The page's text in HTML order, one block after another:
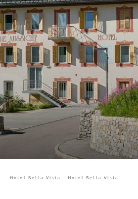
Hotel Bella Vista- Hotel Bella Vista